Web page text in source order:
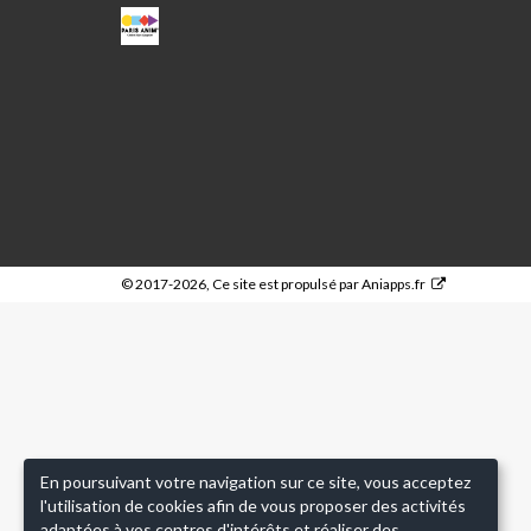
CPA
MARC
© 2017-2026, Ce site est propulsé parAniapps.fr
En poursuivant votre navigation sur ce site, vous acceptez
l'utilisation de cookies afin de vous proposer des activités